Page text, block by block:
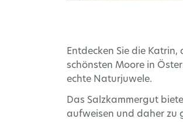
Entdecken Sie die
schönsten Moore in
echte Naturjuwele.
Das Salzkammergut
aufweisen und daher zu